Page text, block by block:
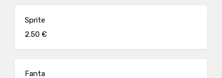
Sprite
2.50 €
Fanta